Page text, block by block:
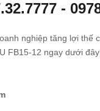
-
nghiệp tăng lợi thế
FB15-12 ngay dưới